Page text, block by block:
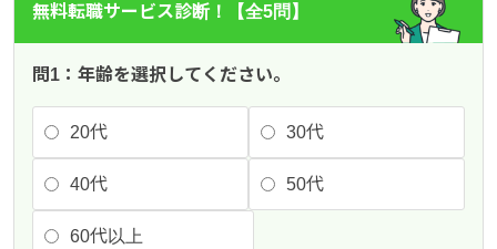
無料転職サービス診断！【全5問】
問1：年齢を選択してください。
20代 30代
40代 50代
60代以上